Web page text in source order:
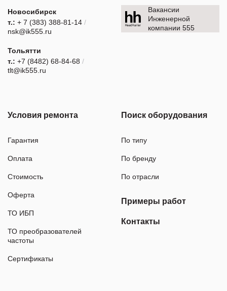
Новосибирск
т.: + 7 (383) 388-81-14 /
nsk@ik555.ru
Тольятти
т.: +7 (8482) 68-84-68 /
tlt@ik555.ru
Вакансии
Инженерной
компании 555
Условия ремонта
Гарантия
Оплата
Стоимость
Оферта
ТО ИБП
ТО преобразователей
частоты
Сертификаты
Поиск оборудования
По типу
По бренду
По отрасли
Примеры работ
Контакты